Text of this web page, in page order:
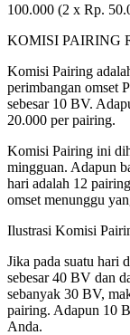
100.000 (2 x Rp.
KOMISI PAIRING
Komisi Pairing
perimbangan omset
sebesar 10 BV.
20.000 per pairing.
Komisi Pairing ini
mingguan. Adapun
hari adalah 12
omset menunggu
Ilustrasi Komisi
Jika pada suatu hari
sebesar 40 BV dan
sebanyak 30 BV,
pairing. Adapun 10
Anda.